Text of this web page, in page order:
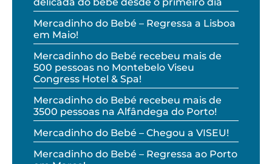
Mercadinho do Bebé – Regressa a Lisboa
em Maio!
Mercadinho do Bebé recebeu mais de
500 pessoas no Montebelo Viseu
Congress Hotel & Spa!
Mercadinho do Bebé recebeu mais de
3500 pessoas na Alfândega do Porto!
Mercadinho do Bebé – Chegou a VISEU!
Mercadinho do Bebé – Regressa ao Porto